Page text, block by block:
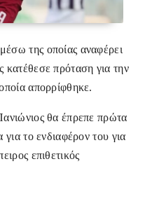
της οποίας αναφέρει
πρόταση για την
απορρίφθηκε.
θα έπρεπε πρώτα
το ενδιαφέρον του για
επιθετικός